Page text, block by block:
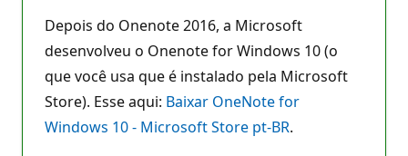
Depois do Onenote 2016, a Microsoft
desenvolveu o Onenote for Windows 10 (o
que você usa que é instalado pela Microsoft
Store). Esse aqui: Baixar OneNote for
Windows 10 - Microsoft Store pt-BR.